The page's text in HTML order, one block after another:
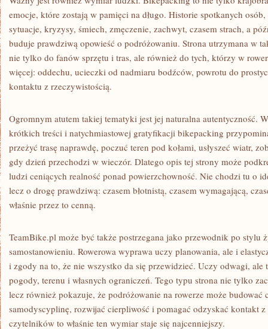
emocje, które zostają w pamięci na długo. Historie spotkanych
sytuacje, kryzysy, śmiech, zmęczenie, zachwyt, czasem strach, a
buduje prawdziwą opowieść o podróżowaniu. Strona utrzymana w
nie tylko do fanów sprzętu i tras, ale również do tych, którzy w
więcej: oddechu, ucieczki od nadmiaru bodźców, powrotu do
kontaktu z rzeczywistością.
Ogromnym atutem takiej tematyki jest jej naturalna autentyczność.
krótkich treści i natychmiastowej gratyfikacji bikepacking
przeżyć trasę naprawdę, poczuć teren pod kołami, usłyszeć wiatr,
gdy dzień przechodzi w wieczór. Dlatego opis tej strony może
ludzi ceniących realność ponad powierzchowność. Nie chodzi tu o
lecz o drogę prawdziwą: czasem błotnistą, czasem wymagającą,
właśnie przez to cenną.
TeamBike.pl może być także postrzegana jako przewodnik po stylu
samostanowieniu. Rowerowa wyprawa uczy planowania, ale i
i zgody na to, że nie wszystko da się przewidzieć. Uczy odwagi, ale
pogody, terenu i własnych ograniczeń. Tego typu strona nie tylko
lecz również pokazuje, że podróżowanie na rowerze może budować
samodyscyplinę, rozwijać cierpliwość i pomagać odzyskać kontakt
czytelników to właśnie ten wymiar staje się najcenniejszy.